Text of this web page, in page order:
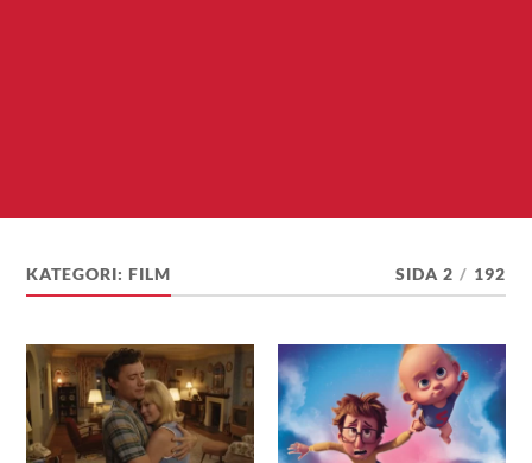
KATEGORI:FILM SIDA 2 / 192